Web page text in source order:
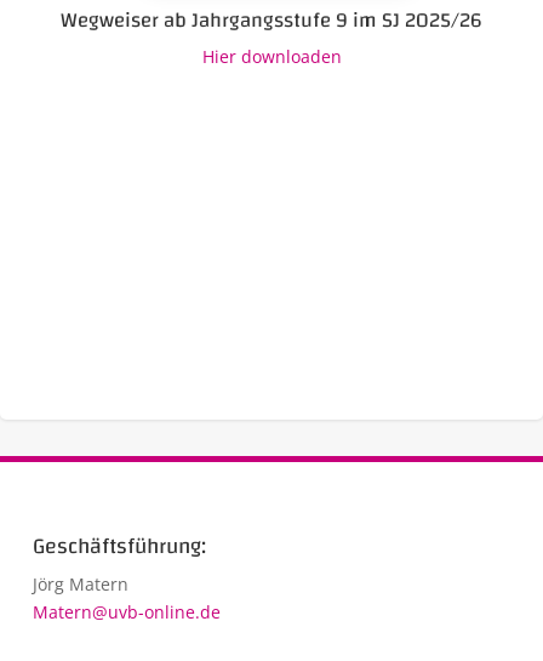
Wegweiser ab Jahrgangsstufe 9 im SJ 2025/26
Hier downloaden
Geschäftsführung:
Jörg Matern
Matern@uvb-online.de